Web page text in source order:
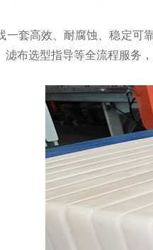
高效、耐腐蚀、稳定可靠
滤布选型指导等全流程服务